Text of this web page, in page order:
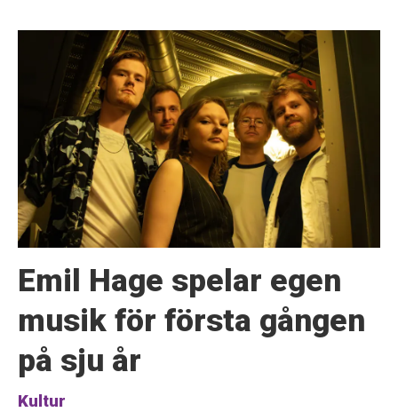
Emil Hage spelar egen
musik för första gången
på sju år
Kultur